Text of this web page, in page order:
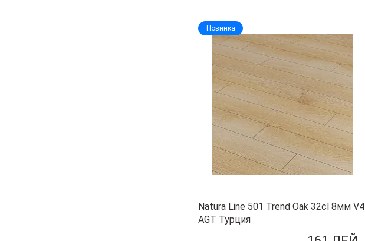
Новинка
Natura Line 501 Trend Oak 32cl 8мм V4
AGT Турция